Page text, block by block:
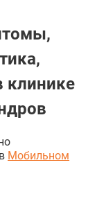
клинике
Мобильном